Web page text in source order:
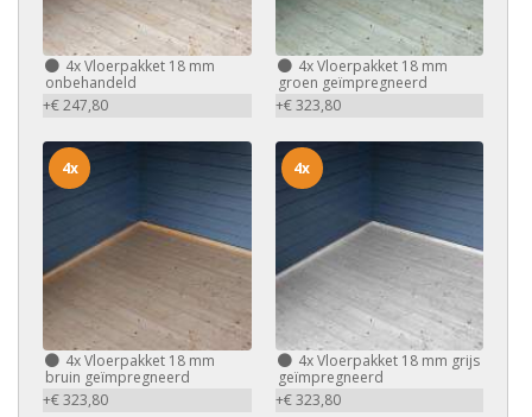
4xVloerpakket 18 mm
onbehandeld
+€ 247,80
4xVloerpakket 18 mm
groen geïmpregneerd
+€ 323,80
4xVloerpakket 18 mm
bruin geïmpregneerd
+€ 323,80
4x
4xVloerpakket 18 mm grijs
geïmpregneerd
+€ 323,80
4x